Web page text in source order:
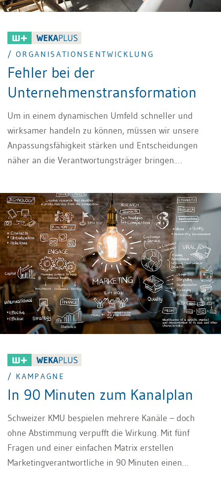
/ ORGANISATIONSENTWICKLUNG
Fehler bei der
Unternehmenstransformation
Um in einem dynamischen Umfeld schneller und
wirksamer handeln zu können, müssen wir unsere
Anpassungsfähigkeit stärken und Entscheidungen
näher an die Verantwortungsträger bringen.
nutzen und die Organisation insgesamt resilienter
und leistungsfähiger zu machen. Eine gezielte
Organisationsentwicklung schafft dafür die
notwendigen Strukturen, fördert Eigenverantwortung
und ermöglicht schnellere, klarere
Entscheidungswege.
/ KAMPAGNE
In 90 Minuten zum Kanalplan
Schweizer KMU bespielen mehrere Kanäle – doch
ohne Abstimmung verpufft die Wirkung. Mit fünf
Fragen und einer einfachen Matrix erstellen
Marketingverantwortliche in 90 Minuten einen